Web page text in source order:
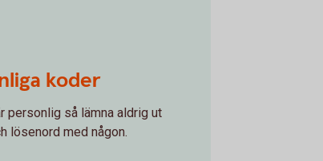
koder
personlig så lämna aldrig ut
lösenord med någon.